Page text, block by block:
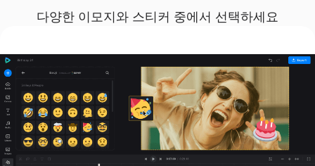
다양한 이모지와 스티커 중에서 선택하세요